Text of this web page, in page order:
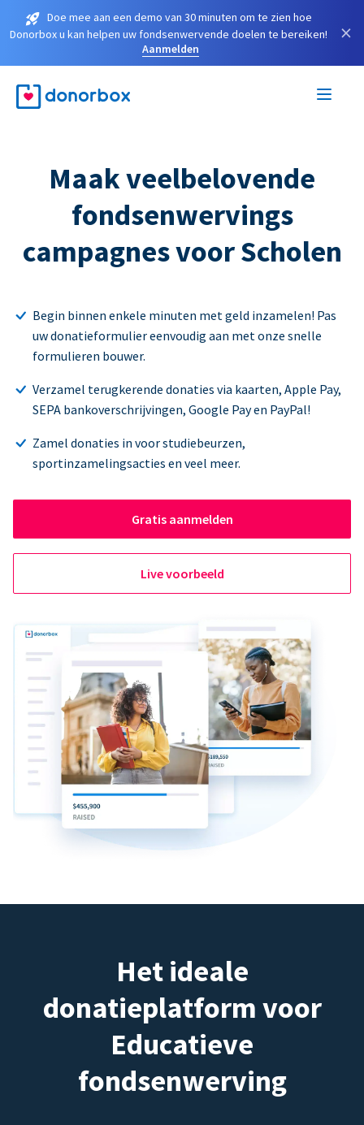
Doe mee aan een demo van 30 minuten om te zien hoe
Donorbox u kan helpen uw fondsenwervende doelen te bereiken!
Aanmelden
×
Maak veelbelovende
fondsenwervings
campagnes voor Scholen
Begin binnen enkele minuten met geld inzamelen! Pas
uw donatieformulier eenvoudig aan met onze snelle
formulieren bouwer.
Verzamel terugkerende donaties via kaarten, Apple Pay,
SEPA bankoverschrijvingen, Google Pay en PayPal!
Zamel donaties in voor studiebeurzen,
sportinzamelingsacties en veel meer.
Gratis aanmelden
Live voorbeeld
Het ideale
donatieplatform voor
Educatieve
fondsenwerving